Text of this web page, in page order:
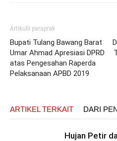
Artikulli paraprak
Bupati Tulang Bawang Barat
Umar Ahmad Apresiasi DPRD
atas Pengesahan Raperda
Pelaksanaan APBD 2019
ARTIKEL TERKAIT DARI
Hujan Petir